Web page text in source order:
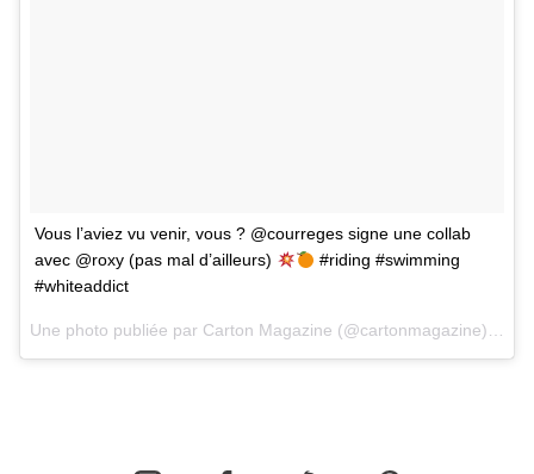
Vous l’aviez vu venir, vous ? @courreges signe une collab
avec @roxy (pas mal d’ailleurs)
#riding #swimming
#whiteaddict
Une photo publiée par Carton Magazine (@cartonmagazine) le